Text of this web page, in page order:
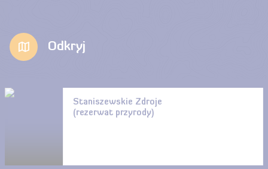
Odkryj
Staniszewskie Zdroje
(rezerwat przyrody)